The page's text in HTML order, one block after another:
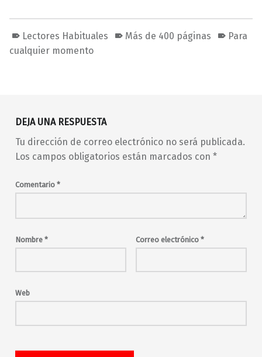
Lectores Habituales Más de 400 páginas
Para
cualquier momento
DEJA UNA RESPUESTA
Tu dirección de correo electrónico no será publicada.
Los campos obligatorios están marcados con *
Comentario *
Nombre * Correo electrónico *
Web